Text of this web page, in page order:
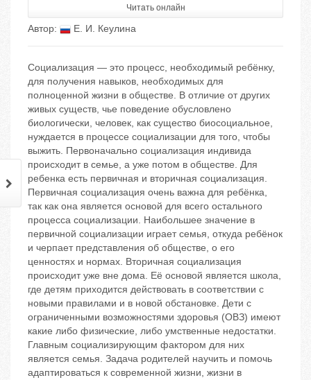
Читать онлайн
Автор: Е. И. Кеулина
Социализация — это процесс, необходимый ребёнку,
для получения навыков, необходимых для
полноценной жизни в обществе. В отличие от других
живых существ, чье поведение обусловлено
биологически, человек, как существо биосоциальное,
нуждается в процессе социализации для того, чтобы
выжить. Первоначально социализация индивида
происходит в семье, а уже потом в обществе. Для
ребенка есть первичная и вторичная социализация.
Первичная социализация очень важна для ребёнка,
так как она является основой для всего остального
процесса социализации. Наибольшее значение в
первичной социализации играет семья, откуда ребёнок
и черпает представления об обществе, о его
ценностях и нормах. Вторичная социализация
происходит уже вне дома. Её основой является школа,
где детям приходится действовать в соответствии с
новыми правилами и в новой обстановке. Дети с
ограниченными возможностями здоровья (ОВЗ) имеют
какие либо физические, либо умственные недостатки.
Главным социализирующим фактором для них
является семья. Задача родителей научить и помочь
адаптироваться к современной жизни, жизни в